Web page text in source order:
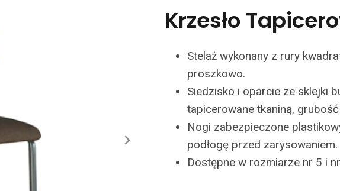
Krzesło
Stelaż wykonany z rury
proszkowo.
Siedzisko i oparcie ze sklejki
tapicerowane tkaniną,
Nogi zabezpieczone
podłogę przed zarysowaniem.
Dostępne w rozmiarze nr 5 i